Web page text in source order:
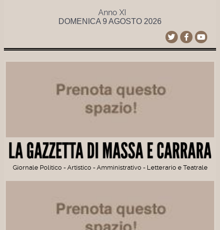
Anno XI
DOMENICA 9 AGOSTO 2026
Giornale Politico - Artistico - Amministrativo - Letterario e Teatrale